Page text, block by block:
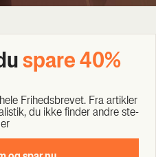
spa­re 40%
Fri­heds­bre­vet. Fra artik­ler
du ikke fin­der andre ste­